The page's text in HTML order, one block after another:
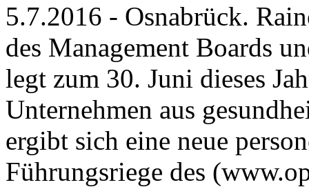
5.7.2016 - Osnabrück.
des Management Boards
legt zum 30. Juni dieses
Unternehmen aus
ergibt sich eine neue
Führungsriege des